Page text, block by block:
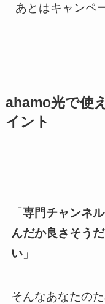
あとはキャンペ
ahamo光で使
イント
「専門チャンネ
んだか良さそう
い」
そんなあなたの